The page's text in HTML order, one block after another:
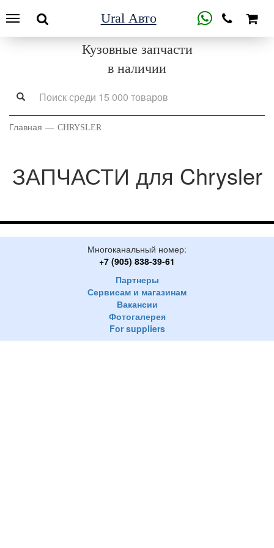
Ural Авто
Кузовные запчасти
в наличии
Главная CHRYSLER
ЗАПЧАСТИ для Chrysler
Многоканальный номер:
+7 (905) 838-39-61
Партнеры
Сервисам и магазинам
Вакансии
Фотогалерея
For suppliers